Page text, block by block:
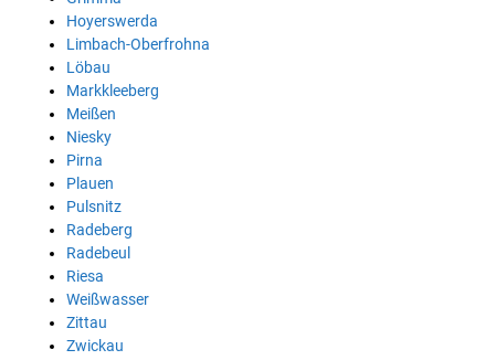
Hoyerswerda
Limbach-Oberfrohna
Löbau
Markkleeberg
Meißen
Niesky
Pirna
Plauen
Pulsnitz
Radeberg
Radebeul
Riesa
Weißwasser
Zittau
Zwickau